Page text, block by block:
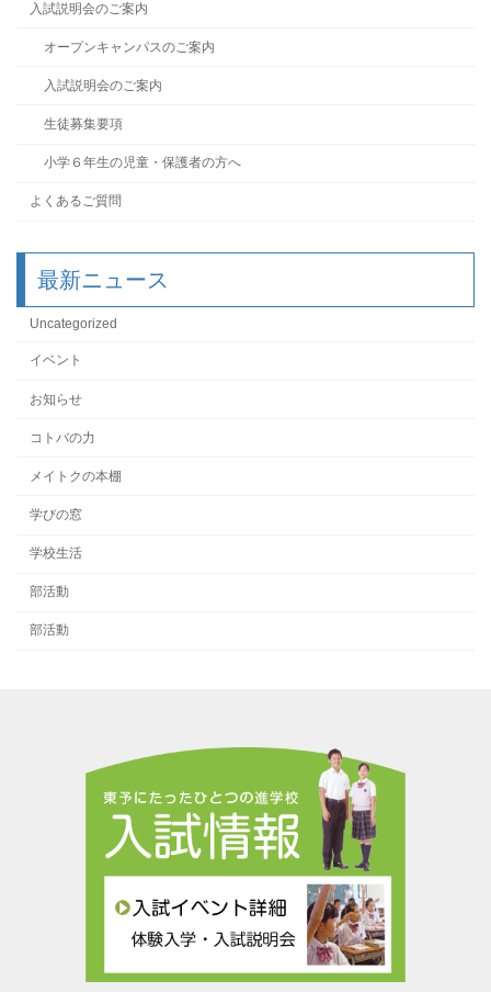
入試説明会のご案内
オープンキャンパスのご案内
入試説明会のご案内
生徒募集要項
小学６年生の児童・保護者の方へ
よくあるご質問
最新ニュース
Uncategorized
イベント
お知らせ
コトバの力
メイトクの本棚
学びの窓
学校生活
部活動
部活動